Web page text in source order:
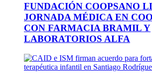
FUNDACIÓN COOPSANO
JORNADA MÉDICA EN
CON FARMACIA BRAMIL Y
LABORATORIOS ALFA